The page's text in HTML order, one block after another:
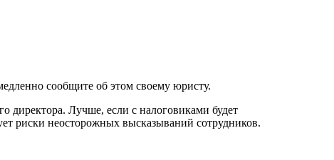
сообщите об этом своему юристу.
директора. Лучше, если с налоговиками будет
риски неосторожных высказываний сотрудников.